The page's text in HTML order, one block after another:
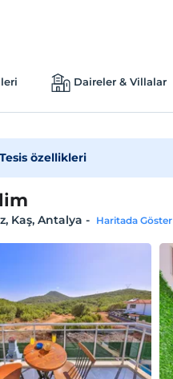
Daireler & Villalar
Tesis özellikleri
Kaş, Antalya - Haritada Göster